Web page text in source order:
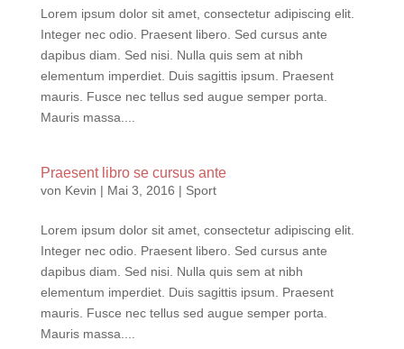
Lorem ipsum dolor sit amet, consectetur adipiscing elit.
Integer nec odio. Praesent libero. Sed cursus ante
dapibus diam. Sed nisi. Nulla quis sem at nibh
elementum imperdiet. Duis sagittis ipsum. Praesent
mauris. Fusce nec tellus sed augue semper porta.
Mauris massa....
Praesent libro se cursus ante
von Kevin | Mai 3, 2016 | Sport
Lorem ipsum dolor sit amet, consectetur adipiscing elit.
Integer nec odio. Praesent libero. Sed cursus ante
dapibus diam. Sed nisi. Nulla quis sem at nibh
elementum imperdiet. Duis sagittis ipsum. Praesent
mauris. Fusce nec tellus sed augue semper porta.
Mauris massa....